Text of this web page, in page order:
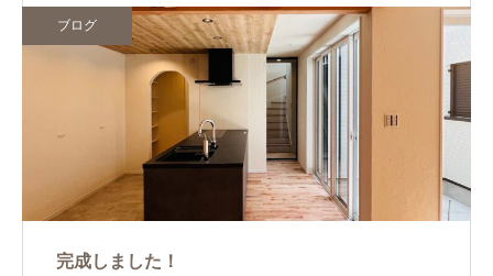
ブログ
完成しました！